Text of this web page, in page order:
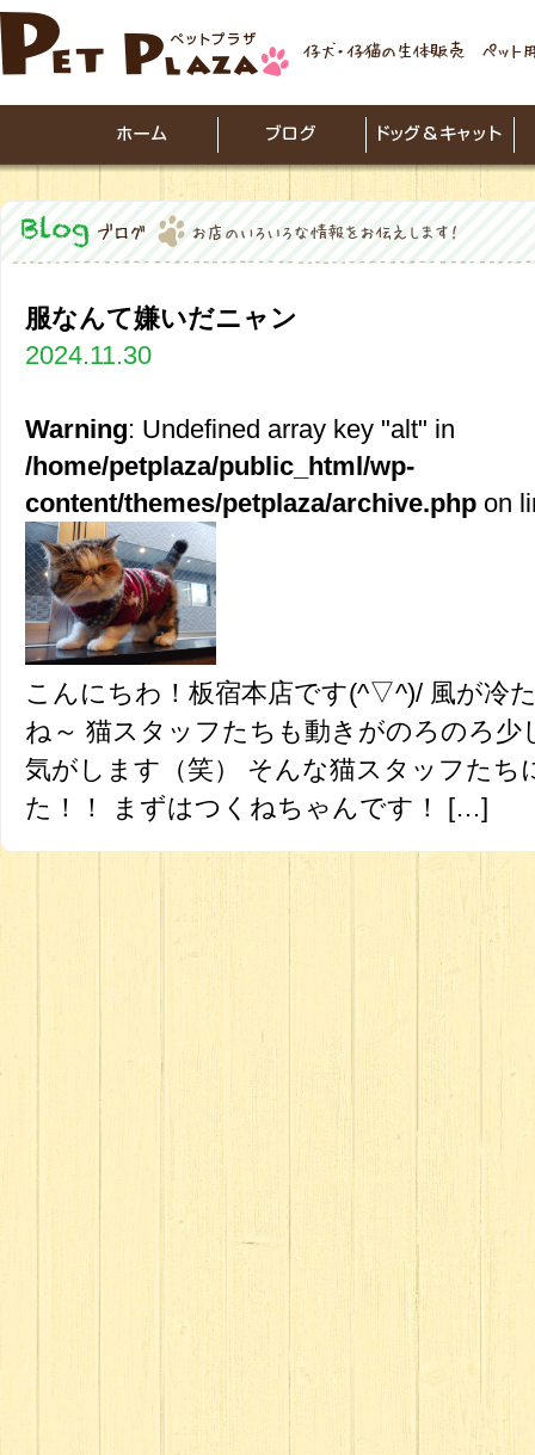
服なんて嫌いだニャン
2024.11.30
Warning: Undefined array key "alt" in
/home/petplaza/public_html/wp-
content/themes/petplaza/archive.php on
こんにちわ！板宿本店です(^▽^)/ 風が冷
ね～ 猫スタッフたちも動きがのろのろ
気がします（笑） そんな猫スタッフたち
た！！ まずはつくねちゃんです！ […]